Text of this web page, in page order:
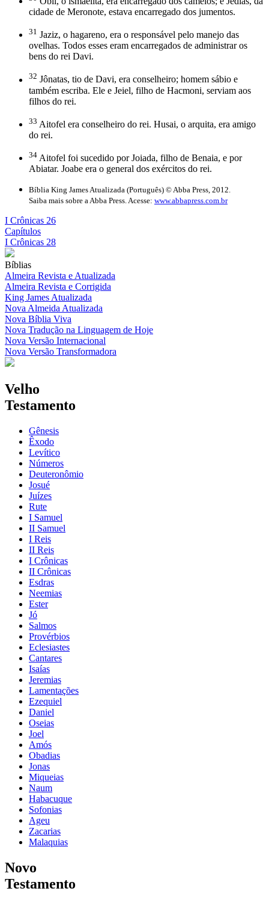
cidade de Meronote, estava encarregado dos jumentos.
31 Jaziz, o hagareno, era o responsável pelo manejo das
ovelhas. Todos esses eram encarregados de administrar os
bens do rei Davi.
32 Jônatas, tio de Davi, era conselheiro; homem sábio e
também escriba. Ele e Jeiel, filho de Hacmoni, serviam aos
filhos do rei.
33 Aitofel era conselheiro do rei. Husai, o arquita, era amigo
do rei.
34 Aitofel foi sucedido por Joiada, filho de Benaia, e por
Abiatar. Joabe era o general dos exércitos do rei.
Bíblia King James Atualizada (Português) © Abba Press, 2012.
Saiba mais sobre a Abba Press. Acesse: www.abbapress.com.br
I Crônicas 26
Capítulos
I Crônicas 28
Bíblias
Almeira Revista e Atualizada
Almeira Revista e Corrigida
King James Atualizada
Nova Almeida Atualizada
Nova Bíblia Viva
Nova Tradução na Linguagem de Hoje
Nova Versão Internacional
Nova Versão Transformadora
Velho
Testamento
Gênesis
Êxodo
Levítico
Números
Deuteronômio
Josué
Juízes
Rute
I Samuel
II Samuel
I Reis
II Reis
I Crônicas
II Crônicas
Esdras
Neemias
Ester
Jó
Salmos
Provérbios
Eclesiastes
Cantares
Isaías
Jeremias
Lamentações
Ezequiel
Daniel
Oseias
Joel
Amós
Obadias
Jonas
Miqueias
Naum
Habacuque
Sofonias
Ageu
Zacarias
Malaquias
Novo
Testamento